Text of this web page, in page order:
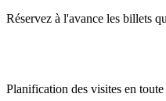
Réservez à l'avance les billets
Planification des visites en